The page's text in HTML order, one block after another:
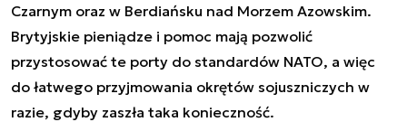
Czarnym oraz w Berdiańsku nad Morzem Azowskim.
Brytyjskie pieniądze i pomoc mają pozwolić
przystosować te porty do standardów NATO, a więc
do łatwego przyjmowania okrętów sojuszniczych w
razie, gdyby zaszła taka konieczność.